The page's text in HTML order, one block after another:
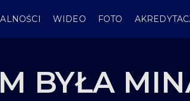
WIDEO FOTO
BYŁA